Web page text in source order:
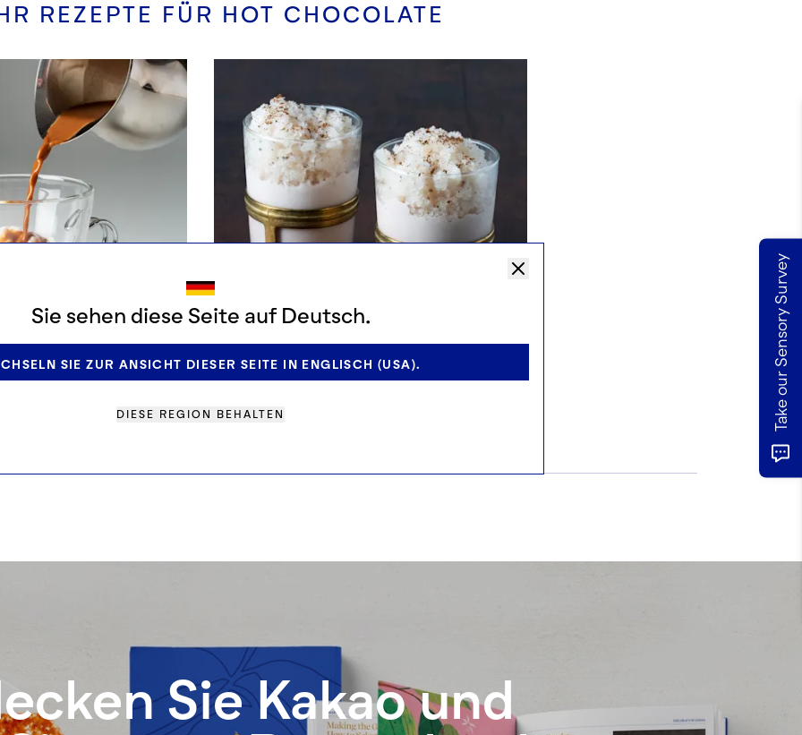
Sie sehen diese Seite auf Deutsch.
SIE ZUR ANSICHT DIESER SEITE IN ENGLISCH (USA).
DIESE REGION BEHALTEN
REZEPTE FÜR HOT CHOCOLATE
Sie Kakao und
Take our Sensory Survey